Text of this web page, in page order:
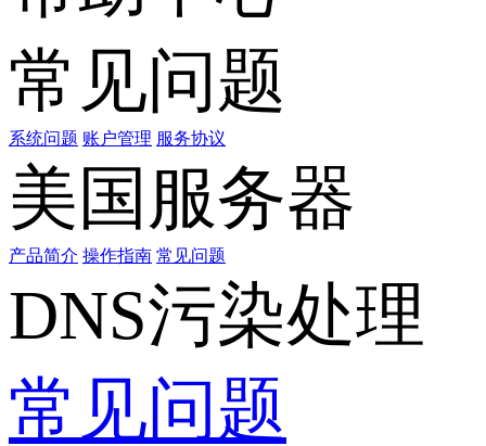
常见问题
系统问题 账户管理 服务协议
美国服务器
产品简介 操作指南 常见问题
DNS污染处理
常见问题